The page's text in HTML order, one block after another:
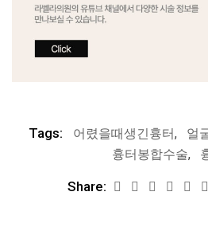
Tags: 어렸을때생긴흉터, 얼
흉터봉합수술,
Share: